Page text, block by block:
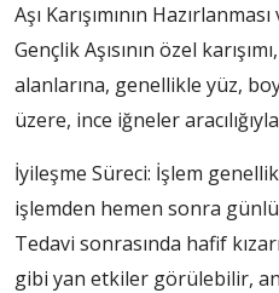
Aşı Karışımının
Gençlik Aşısının özel
alanlarına, genellikle yüz,
üzere, ince iğneler
İyileşme Süreci: İşlem
işlemden hemen sonra
Tedavi sonrasında hafif
gibi yan etkiler görülebilir,